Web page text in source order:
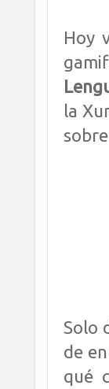
Hoy
la
Solo
de
qué